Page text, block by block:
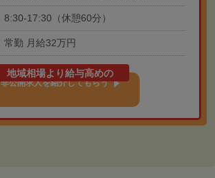
8:30-17:30（休憩60分）
常勤 月給32万円
地域相場より給与高めの
非公開求人を紹介してもらう